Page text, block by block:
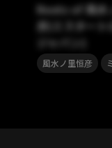
Roots of 風水
彦(ミスタート
ジャパン)
風水ノ里恒彦